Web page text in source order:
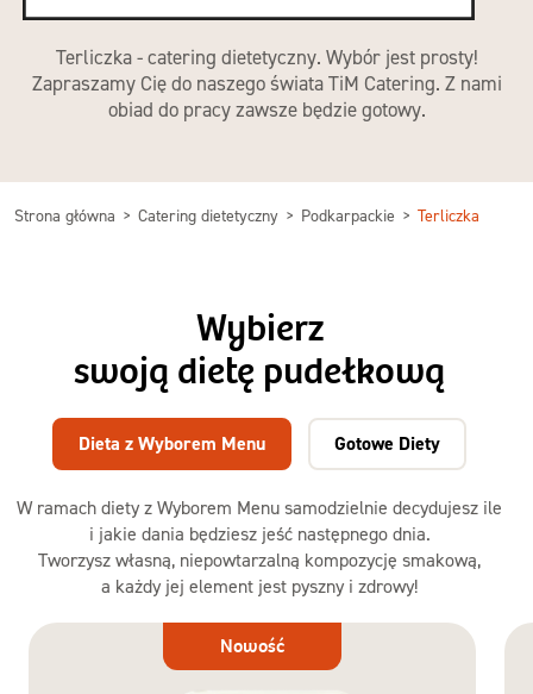
Terliczka - catering dietetyczny. Wybór jest prosty!
Zapraszamy Cię do naszego świata TiM Catering. Z nami
obiad do pracy zawsze będzie gotowy.
Strona główna Catering dietetyczny Podkarpackie Terliczka
Wybierz
swoją dietę pudełkową
W ramach diety z Wyborem Menu samodzielnie decydujesz ile
i jakie dania będziesz jeść następnego dnia.
Tworzysz własną, niepowtarzalną kompozycję smakową,
a każdy jej element jest pyszny i zdrowy!
Dieta z Wyborem Menu Gotowe Diety
Dieta
Nowość